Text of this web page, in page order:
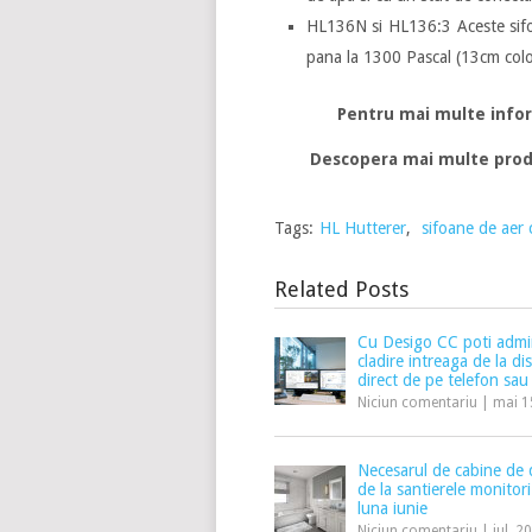
HL136N si HL136:3 Aceste
pana la 1300 Pascal (13cm
Pentru mai multe
Descopera mai multe
Tags: HL Hutterer, sifoane de aer
Related Posts
Cu Desigo CC poti
cladire intreaga de la
direct de pe telefon
Niciun comentariu mai
Necesarul de cabine de
de la santierele
luna iunie